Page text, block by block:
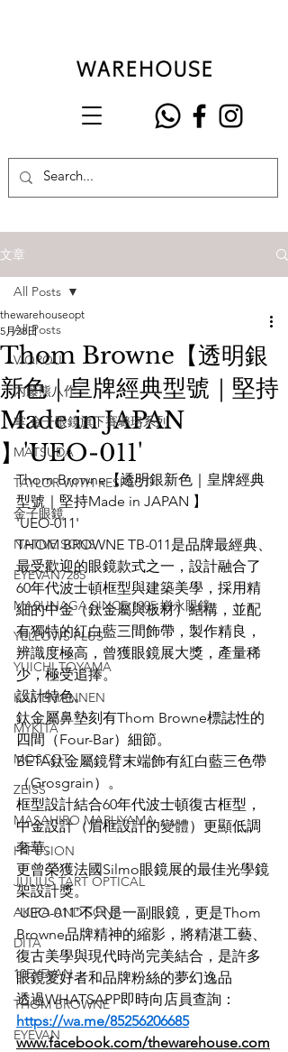
文章
All Posts
VIOROU
內藤熊八作
掌 金子眼鏡旗下賽璐珞系列
MATSUDA
TAYLOR WITH RESPECT
金子眼鏡
NATIVE SONS
EYEVAN7285
MASUNAGA SINCE 1905 增永眼鏡
YELLOWS PLUS
YUICHI TOYAMA
KAMEMANNEN
MYKITA
MOSCOT
ZEISS
MASAHIRO MARUYAMA
H-FUSION
JULIUS TART OPTICAL
AKIRA AND SONS
DITA
10EYEVAN
THOM BROWNE
EYEVAN
All Posts
Thom Browne【透明銀
新色｜皇牌經典型號｜堅持
Made in JAPAN
】'UEO-011'
thewarehouseopt
5月28日
Thom Browne【透明銀新色｜皇牌經典
型號｜堅持Made in JAPAN 】
'UEO-011'
THOM BROWNE TB-011是品牌最經典、
最受歡迎的眼鏡款式之一，設計融合了
60年代波士頓框型與建築美學，採用精
細的中金（鈦金屬與板材）結構，並配
有獨特的紅白藍三間飾帶，製作精良，
辨識度極高，曾獲眼鏡展大獎，產量稀
少，極受追捧。
設計特色。
鈦金屬鼻墊刻有Thom Browne標誌性的
四間（Four-Bar）細節。
BETA鈦金屬鏡臂末端飾有紅白藍三色帶
（Grosgrain）。
框型設計結合60年代波士頓復古框型，
中金設計（眉框設計的變體）更顯低調
奢華。
更曾榮獲法國Silmo眼鏡展的最佳光學鏡
架設計獎。
'UEO-011'不只是一副眼鏡，更是Thom
Browne品牌精神的縮影，將精湛工藝、
復古美學與現代時尚完美結合，是許多
眼鏡愛好者和品牌粉絲的夢幻逸品
透過WHATSAPP即時向店員查詢：
https://wa.me/85256206685
www.facebook.com/thewarehouse.com